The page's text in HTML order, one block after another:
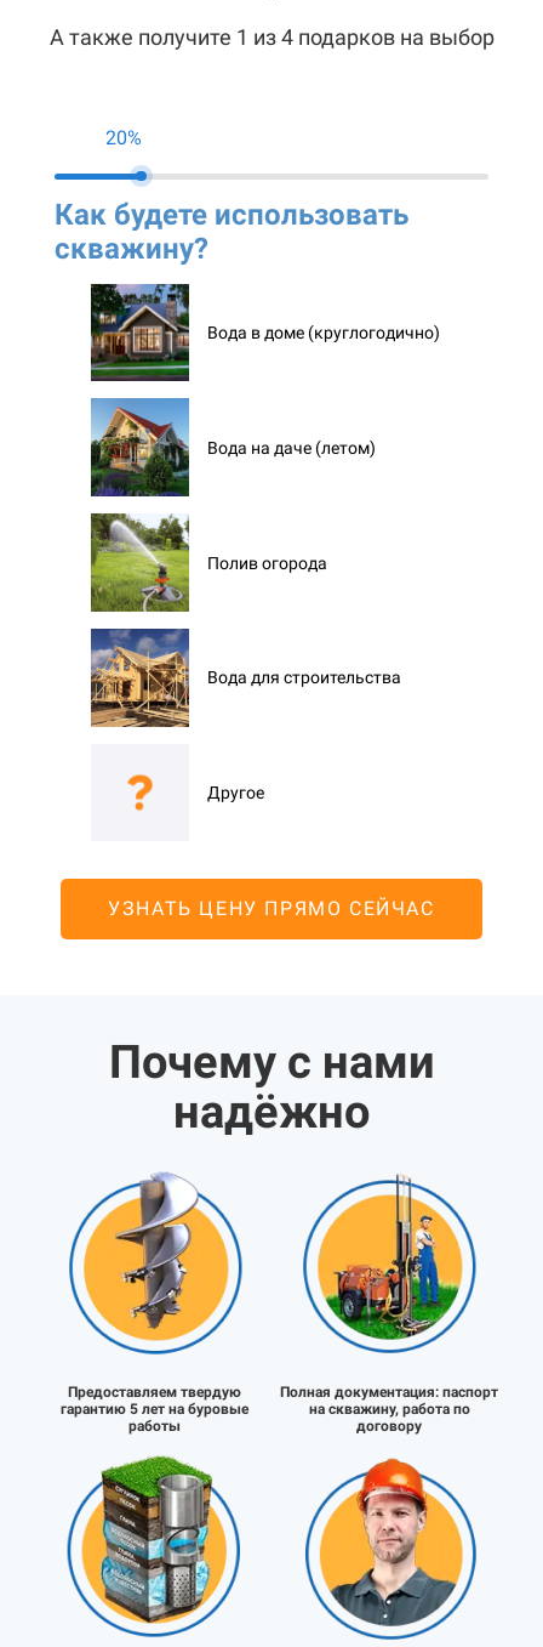
А также получите 1 из 4 подарков на выбор
20%
Как будете использовать
скважину?
Вода в доме (круглогодично)
Вода на даче (летом)
Полив огорода
Вода для строительства
Другое
УЗНАТЬ ЦЕНУ ПРЯМО СЕЙЧАС
Почему с нами
надёжно
Предоставляем твердую
гарантию 5 лет на буровые
работы
Полная документация: паспорт
на скважину, работа по
договору